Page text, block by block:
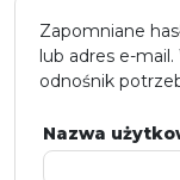
Zapomniane
lub adres e-
odnośnik
Nazwa